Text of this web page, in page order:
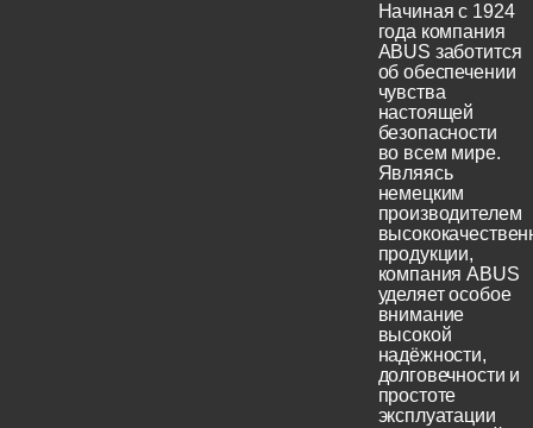
Начиная с 1924
года компания
ABUS заботится
об обеспечении
чувства
настоящей
безопасности
во всем мире.
Являясь
немецким
производителем
продукции,
компания ABUS
уделяет особое
внимание
высокой
надёжности,
долговечности и
простоте
эксплуатации